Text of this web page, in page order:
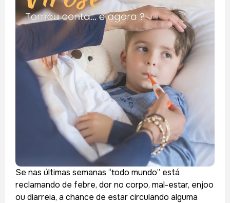
Se nas últimas semanas “todo mundo” está
reclamando de febre, dor no corpo, mal-estar, enjoo
ou diarreia, a chance de estar circulando alguma